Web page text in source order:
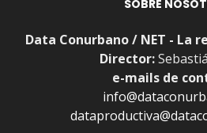
SOBRE
Data Conurbano / NET - La
Director:
e-mails de